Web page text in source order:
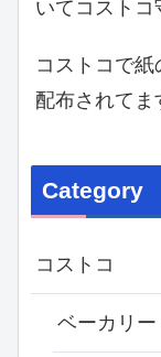
いてコストコ
コストコで
配布されてま
Category
コストコ
ベーカリ